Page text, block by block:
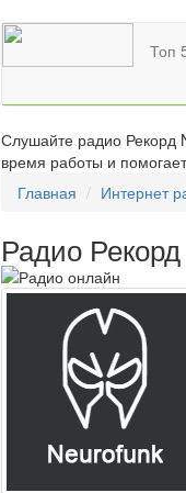
Топ
Слушайте радио Рекорд
время работы и
Главная
Интернет
Радио